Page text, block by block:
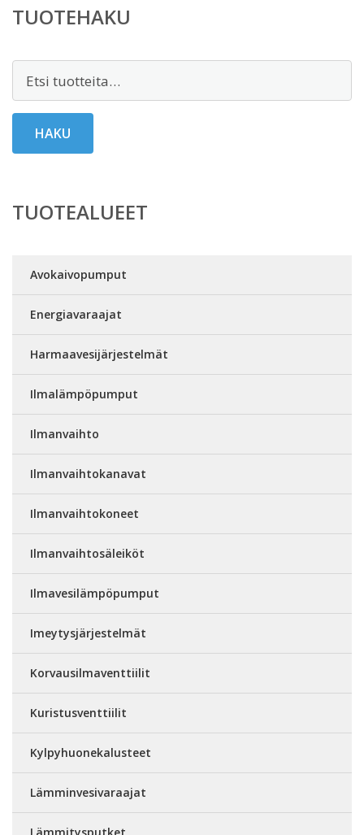
TUOTEHAKU
HAKU
TUOTEALUEET
Avokaivopumput
Energiavaraajat
Harmaavesijärjestelmät
Ilmalämpöpumput
Ilmanvaihto
Ilmanvaihtokanavat
Ilmanvaihtokoneet
Ilmanvaihtosäleiköt
Ilmavesilämpöpumput
Imeytysjärjestelmät
Korvausilmaventtiilit
Kuristusventtiilit
Kylpyhuonekalusteet
Lämminvesivaraajat